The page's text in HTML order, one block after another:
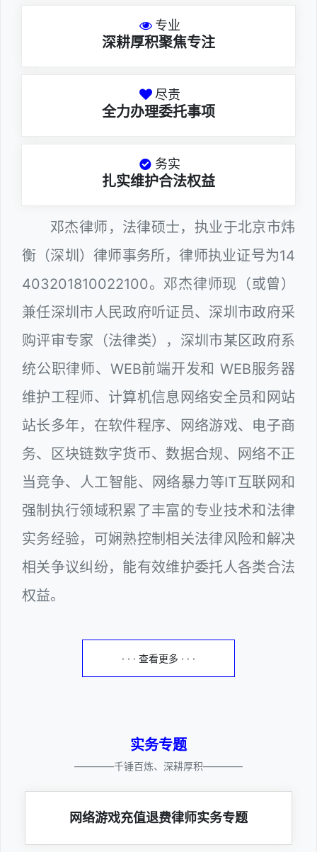
专业
深耕厚积聚焦专注
尽责
全力办理委托事项
务实
扎实维护合法权益
邓杰律师，法律硕士，执业于北京市炜
衡（深圳）律师事务所，律师执业证号为14
403201810022100。邓杰律师现（或曾）
兼任深圳市人民政府听证员、深圳市政府采
购评审专家（法律类），深圳市某区政府系
统公职律师、WEB前端开发和 WEB服务器
维护工程师、计算机信息网络安全员和网站
站长多年，在软件程序、网络游戏、电子商
务、区块链数字货币、数据合规、网络不正
当竞争、人工智能、网络暴力等IT互联网和
强制执行领域积累了丰富的专业技术和法律
实务经验，可娴熟控制相关法律风险和解决
相关争议纠纷，能有效维护委托人各类合法
权益。
· · · 查看更多 · · ·
实务专题
————千锤百炼、深耕厚积————
网络游戏充值退费律师实务专题